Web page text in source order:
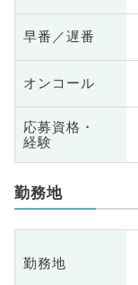
早番／遅番
オンコール
応募資格・
経験
勤務地
勤務地